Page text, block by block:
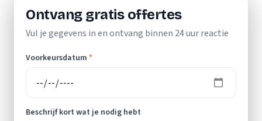
Ontvang gratis offertes
Vul je gegevens in en ontvang binnen 24 uur reactie
Voorkeursdatum *
Beschrijf kort wat je nodig hebt